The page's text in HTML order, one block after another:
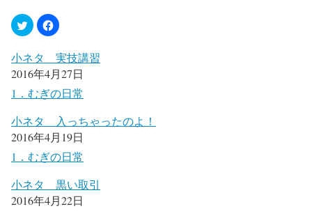
小ネタ 実技講習
2016年4月27日
1．むぎの日常
小ネタ 入っちゃったのよ！
2016年4月19日
1．むぎの日常
小ネタ 黒い取引
2016年4月22日